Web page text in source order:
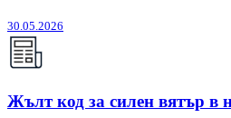
30.05.2026
Жълт код за силен вятър в